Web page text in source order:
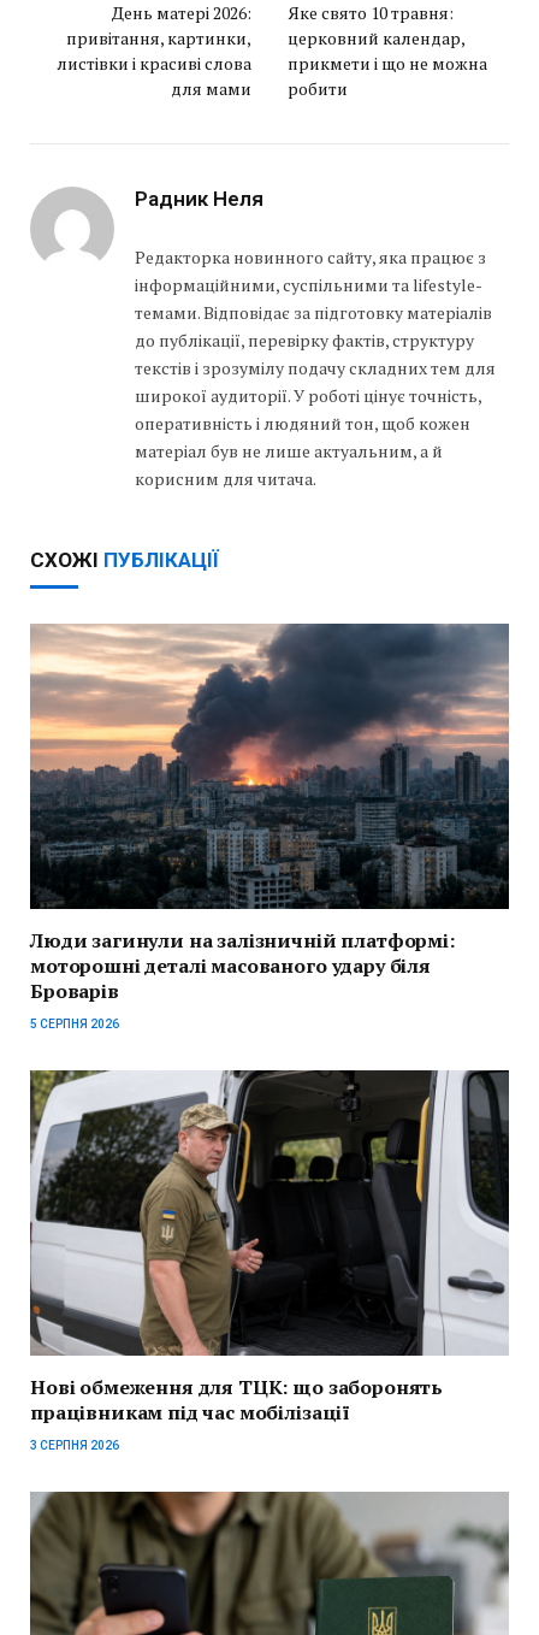
День матері 2026:
привітання, картинки,
листівки і красиві слова
для мами
Яке свято 10 травня:
церковний календар,
прикмети і що не можна
робити
Радник Неля
Редакторка новинного сайту, яка працює з
інформаційними, суспільними та lifestyle-
темами. Відповідає за підготовку матеріалів
до публікації, перевірку фактів, структуру
текстів і зрозумілу подачу складних тем для
широкої аудиторії. У роботі цінує точність,
оперативність і людяний тон, щоб кожен
матеріал був не лише актуальним, а й
корисним для читача.
СХОЖІ ПУБЛІКАЦІЇ
Люди загинули на залізничній платформі:
моторошні деталі масованого удару біля
Броварів
5 СЕРПНЯ 2026
Нові обмеження для ТЦК: що заборонять
працівникам під час мобілізації
3 СЕРПНЯ 2026